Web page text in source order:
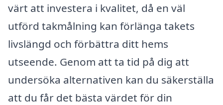
värt att investera i kvalitet, då en väl
utförd takmålning kan förlänga takets
livslängd och förbättra ditt hems
utseende. Genom att ta tid på dig att
undersöka alternativen kan du säkerställa
att du får det bästa värdet för din